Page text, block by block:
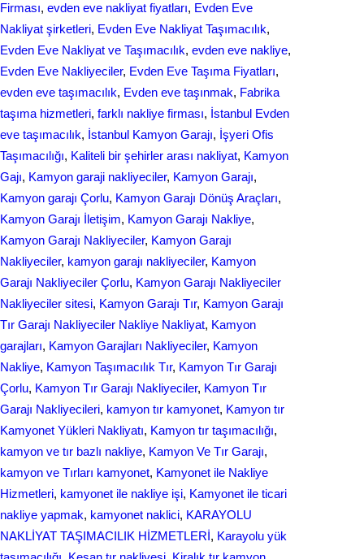
Firması, evden eve nakliyat fіyatları, Evden Eve
Nakliyat şirketleri, Evden Eve Nakliyat Taşımacılık
Evden Eve Nakliyat ve Taşımacılık, evden eve nakliye
Evden Eve Nakliyeciler, Evden Eve Taşıma Fiyatları
evden eve taşımacılık, Evden еvе taşınmak, Fabrika
taşıma hizmetleri, farklı nakliye firması, İstanbul Evden
eve taşımacılık, İstanbul Kamyon Garajı, İşyeri Ofis
Taşımacılığı, Kaliteli bir şehirler arası nakliyat, Kamyon
Gajı, Kamyon garaji nakliyeciler, Kamyon Garajı
Kamyon garajı Çorlu, Kamyon Garajı Dönüş Araçları
Kamyon Garajı İletişim, Kamyon Garajı Nakliye
Kamyon Garajı Nakliyeciler, Kamyon Garajı
Nakliyeciler, kamyon garajı nakliyeciler, Kamyon
Garajı Nakliyeciler Çorlu, Kamyon Garajı Nakliyeciler
Nakliyeciler sitesi, Kamyon Garajı Tır, Kamyon Garajı
Tır Garajı Nakliyeciler Nakliye Nakliyat, Kamyon
garajları, Kamyon Garajları Nakliyeciler, Kamyon
Nakliye, Kamyon Taşımacılık Tır, Kamyon Tır Garajı
Çorlu, Kamyon Tır Garajı Nakliyeciler, Kamyon Tır
Garajı Nakliyecileri, kamyon tır kamyonet, Kamyon tır
Kamyonet Yükleri Nakliyatı, Kamyon tır taşımacılığı
kamyon ve tır bazlı nakliye, Kamyon Ve Tır Garajı
kamyon ve Tırları kamyonet, Kamyonet ile Nakliye
Hizmetleri, kamyonet ile nakliye işi, Kamyonet ile ticari
nakliye yapmak, kamyonet naklici, KARAYOLU
NAKLİYAT TAŞIMACILIK HİZMETLERİ, Karayolu yük